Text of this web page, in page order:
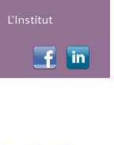
L’Institut